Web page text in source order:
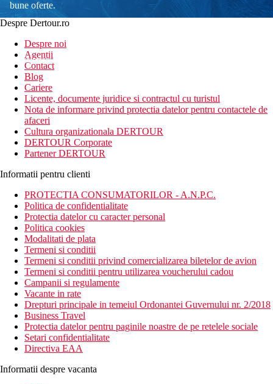
bune oferte.
newsletter!
Despre Dertour.ro
Despre noi
Agentii
Contact
Blog
Cariere
Licente, documente juridice si contractul cu turistul
Nota de informare privind protectia datelor pentru contactele de
afaceri
Cultura organizationala DERTOUR
DERTOUR Corporate
Partener DERTOUR
Informatii pentru clienti
PROTECTIA CONSUMATORILOR - A.N.P.C.
Politica de confidentialitate
Protectia datelor cu caracter personal
Politica cookies
Modalitati de plata
Termeni si conditii
Termeni si conditii privind comercializarea biletelor de avion
Termeni si conditii pentru utilizarea voucherului cadou
Campanii si regulamente
Vacante in rate
Drepturi principale in temeiul Ordonantei Guvernului nr. 2/2018
Business Travel
Protectia datelor pentru paginile noastre de pe retelele sociale
Setari confidentialitate
Directiva EAA
Informatii despre vacanta